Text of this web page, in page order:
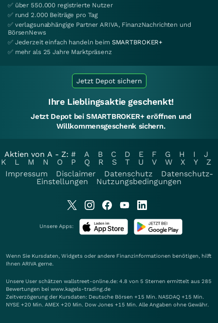
✅ über 550.000 registrierte Nutzer
✅ rund 2.000 Beiträge pro Tag
✅ verlagsunabhängige Partner ARIVA, FinanzNachrichten und
BörsenNews
✅ Jederzeit einfach handeln beim SMARTBROKER+
✅ mehr als 25 Jahre Marktpräsenz
Jetzt Depot sichern
Ihre Lieblingsaktie geschenkt!
Jetzt Depot bei SMARTBROKER+ eröffnen und
Willkommensgeschenk sichern.
Aktien von A - Z: # A B C D E F G H I
J
K
L M N O P Q R S T U V W X Y
Z
Impressum
Disclaimer Datenschutz
Datenschutz-
Einstellungen
Nutzungsbedingungen
Unsere Apps:
Wenn Sie Kursdaten, Widgets oder andere Finanzinformationen benötigen, hilft
Ihnen ARIVA gerne.
Unsere User schätzen wallstreet-online.de: 4.8 von 5 Sternen ermittelt aus 285
Bewertungen bei www.kagels-trading.de
Zeitverzögerung der Kursdaten: Deutsche Börsen +15 Min. NASDAQ +15 Min.
NYSE +20 Min. AMEX +20 Min. Dow Jones +15 Min. Alle Angaben ohne Gewähr.